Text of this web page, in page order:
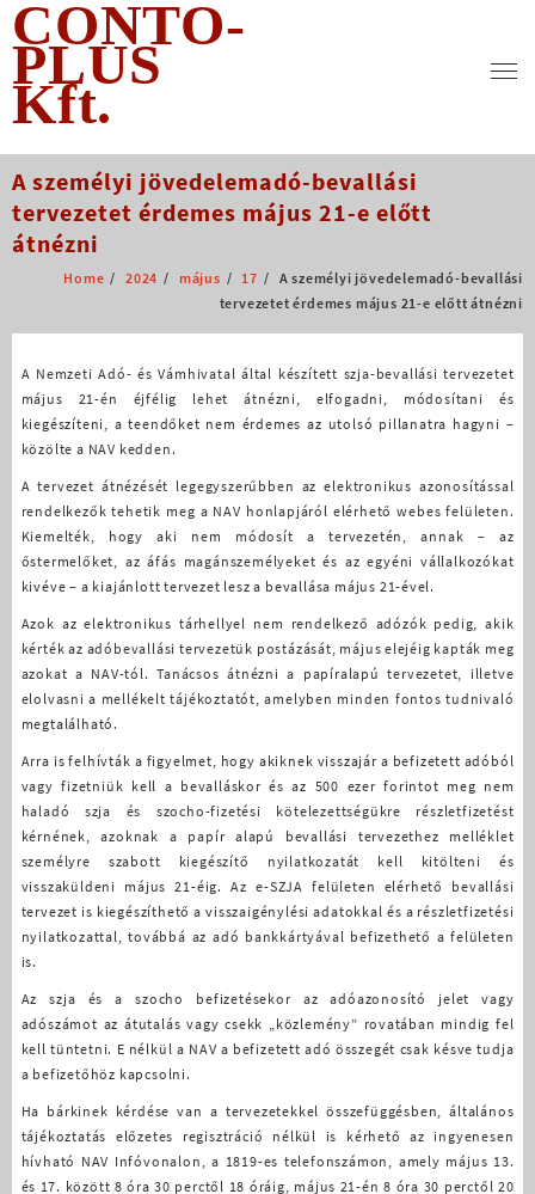
Skip
content
CONTO-
PLUS
Kft.
A személyi jövedelemadó-bevallási
tervezetet érdemes május 21-e előtt
átnézni
Home 2024 május 17
A személyi jövedelemadó-bevallási
tervezetet érdemes május 21-e előtt átnézni
A Nemzeti Adó- és Vámhivatal által készített szja-bevallási tervezetet
május 21-én éjfélig lehet átnézni, elfogadni, módosítani és
kiegészíteni, a teendőket nem érdemes az utolsó pillanatra hagyni –
közölte a NAV kedden.
A tervezet átnézését legegyszerűbben az elektronikus azonosítással
rendelkezők tehetik meg a NAV honlapjáról elérhető webes felületen.
Kiemelték, hogy aki nem módosít a tervezetén, annak – az
őstermelőket, az áfás magánszemélyeket és az egyéni vállalkozókat
kivéve – a kiajánlott tervezet lesz a bevallása május 21-ével.
Azok az elektronikus tárhellyel nem rendelkező adózók pedig, akik
kérték az adóbevallási tervezetük postázását, május elejéig kapták meg
azokat a NAV-tól. Tanácsos átnézni a papíralapú tervezetet, illetve
elolvasni a mellékelt tájékoztatót, amelyben minden fontos tudnivaló
megtalálható.
Arra is felhívták a figyelmet, hogy akiknek visszajár a befizetett adóból
vagy fizetniük kell a bevalláskor és az 500 ezer forintot meg nem
haladó szja és szocho-fizetési kötelezettségükre részletfizetést
kérnének, azoknak a papír alapú bevallási tervezethez melléklet
személyre szabott kiegészítő nyilatkozatát kell kitölteni és
visszaküldeni május 21-éig. Az e-SZJA felületen elérhető bevallási
tervezet is kiegészíthető a visszaigénylési adatokkal és a részletfizetési
nyilatkozattal, továbbá az adó bankkártyával befizethető a felületen
is.
Az szja és a szocho befizetésekor az adóazonosító jelet vagy
adószámot az átutalás vagy csekk „közlemény” rovatában mindig fel
kell tüntetni. E nélkül a NAV a befizetett adó összegét csak késve tudja
a befizetőhöz kapcsolni.
Ha bárkinek kérdése van a tervezetekkel összefüggésben, általános
tájékoztatás előzetes regisztráció nélkül is kérhető az ingyenesen
hívható NAV Infóvonalon, a 1819-es telefonszámon, amely május 13.
és 17. között 8 óra 30 perctől 18 óráig, május 21-én 8 óra 30 perctől 20